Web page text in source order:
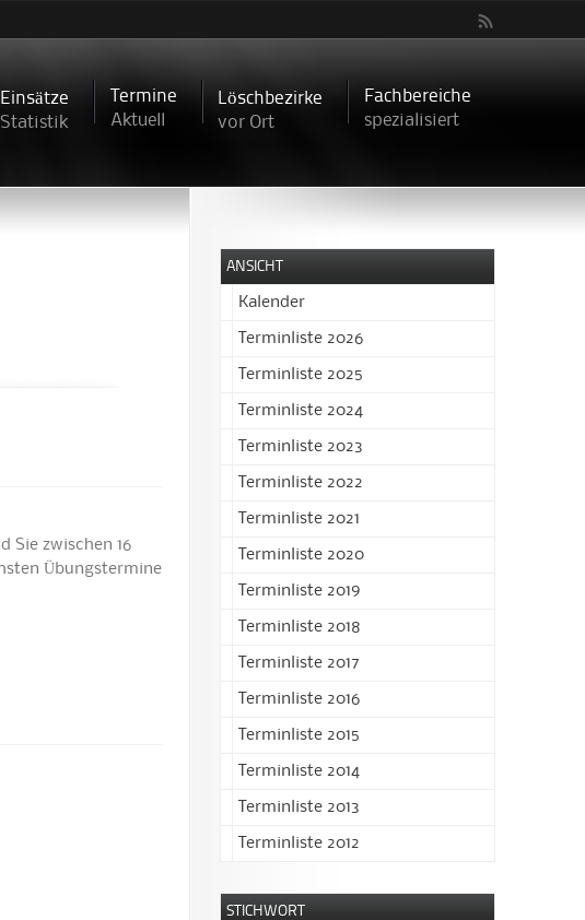
Einsätze
Statistik
Termine
Aktuell
Löschbezirke
vor Ort
Fachbereiche
spezialisiert
Sie zwischen 16
Übungstermine
ANSICHT
Kalender
Terminliste 2026
Terminliste 2025
Terminliste 2024
Terminliste 2023
Terminliste 2022
Terminliste 2021
Terminliste 2020
Terminliste 2019
Terminliste 2018
Terminliste 2017
Terminliste 2016
Terminliste 2015
Terminliste 2014
Terminliste 2013
Terminliste 2012
STICHWORT